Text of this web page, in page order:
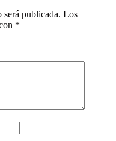
publicada. Los
*